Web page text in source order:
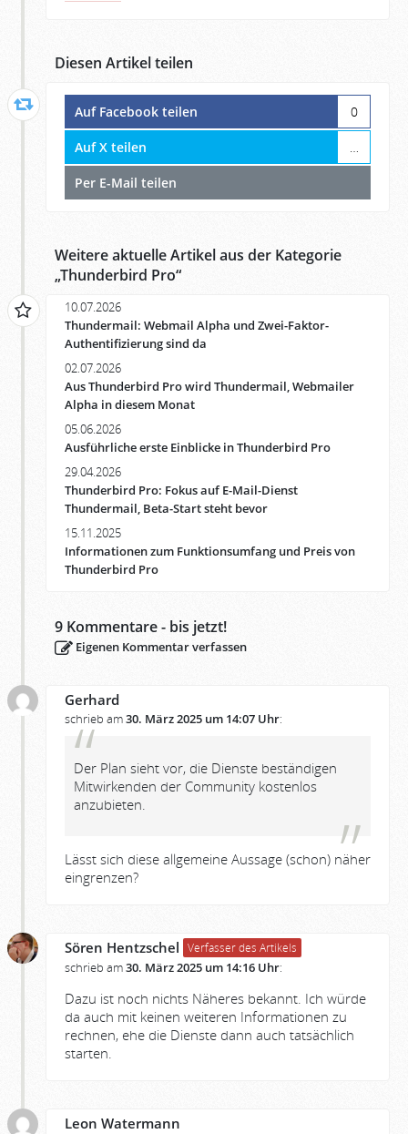
Diesen Artikel teilen
Auf Facebook teilen 0
Auf X teilen …
Per E-Mail teilen
Weitere aktuelle Artikel aus der Kategorie
„Thunderbird Pro“
10.07.2026
Thundermail: Webmail Alpha und Zwei-Faktor-
Authentifizierung sind da
02.07.2026
Aus Thunderbird Pro wird Thundermail, Webmailer
Alpha in diesem Monat
05.06.2026
Ausführliche erste Einblicke in Thunderbird Pro
29.04.2026
Thunderbird Pro: Fokus auf E-Mail-Dienst
Thundermail, Beta-Start steht bevor
15.11.2025
Informationen zum Funktionsumfang und Preis von
Thunderbird Pro
9 Kommentare - bis jetzt!
Eigenen Kommentar verfassen
Gerhard
schrieb am30. März 2025 um 14:07 Uhr:
Der Plan sieht vor, die Dienste beständigen
Mitwirkenden der Community kostenlos
anzubieten.
Lässt sich diese allgemeine Aussage (schon) näher
eingrenzen?
Sören Hentzschel Verfasser des Artikels
schrieb am30. März 2025 um 14:16 Uhr:
Dazu ist noch nichts Näheres bekannt. Ich würde
da auch mit keinen weiteren Informationen zu
rechnen, ehe die Dienste dann auch tatsächlich
starten.
Leon Watermann